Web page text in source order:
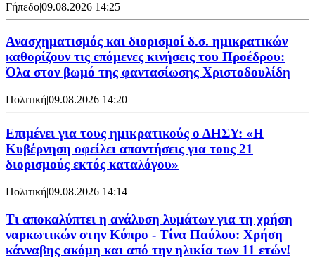
Γήπεδο|09.08.2026 14:25
Ανασχηματισμός και διορισμοί δ.σ. ημικρατικών
καθορίζουν τις επόμενες κινήσεις του Προέδρου:
Όλα στον βωμό της φαντασίωσης Χριστοδουλίδη
Πολιτική|09.08.2026 14:20
Επιμένει για τους ημικρατικούς ο ΔΗΣΥ: «Η
Κυβέρνηση οφείλει απαντήσεις για τους 21
διορισμούς εκτός καταλόγου»
Πολιτική|09.08.2026 14:14
Τι αποκαλύπτει η ανάλυση λυμάτων για τη χρήση
ναρκωτικών στην Κύπρο - Τίνα Παύλου: Χρήση
κάνναβης ακόμη και από την ηλικία των 11 ετών!